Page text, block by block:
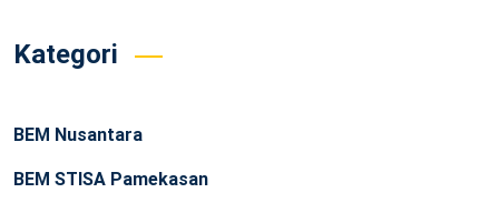
Kategori
BEM Nusantara
BEM STISA Pamekasan